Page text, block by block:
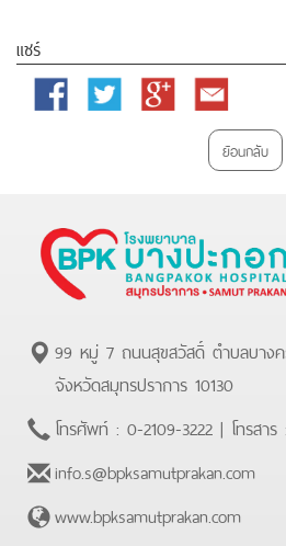
แชร์
Facebook Twitter
Google
Email
ย้อนกลับ
99 หมู่ 7 ถนนสุขสวัสดิ์ ตำบลบางค
จังหวัดสมุทรปราการ 10130
โทรศัพท์ : 0-2109-3222 | โทรสาร :
info.s@bpksamutprakan.com
www.bpksamutprakan.com